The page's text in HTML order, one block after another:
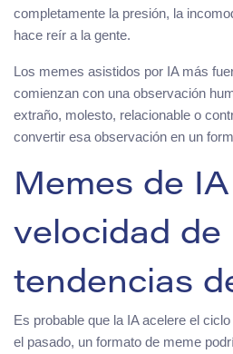
completamente la presión, la
hace reír a la gente.
Los memes asistidos por IA más
comienzan con una observación
extraño, molesto, relacionable o
convertir esa observación en un
Memes de
velocidad de
tendencias
Es probable que la IA acelere el
el pasado, un formato de meme